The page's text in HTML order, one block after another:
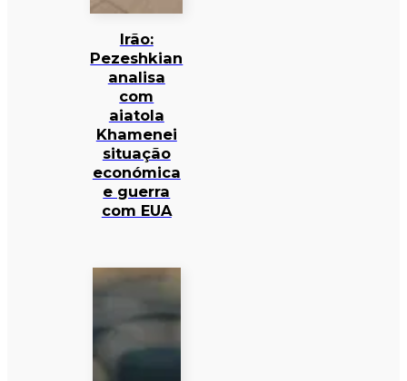
Irão:
Pezeshkian
analisa
com
aiatola
Khamenei
situação
económica
e guerra
com EUA